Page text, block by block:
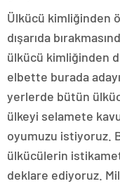
Ülkücü kimliğinden
dışarıda
ülkücü kimliğinden
elbette burada
yerlerde bütün
ülkeyi selamete
oyumuzu istiyoruz.
ülkücülerin
deklare ediyoruz.